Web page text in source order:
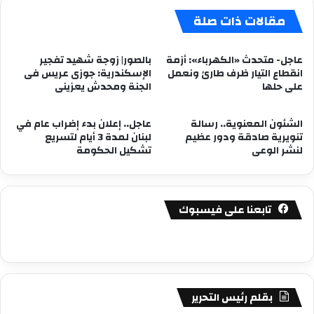
مقالات ذات صلة
عاجل- متحدث «الكهرباء»: أزمة
انقطاع التيار ظرف طارئ ونعمل
على حلها
بالصور| زوجة شهيد تفجير
الإسكندرية: جوزى عريس فى
الجنة ومحدش يعزينى
الشئون المعنوية.. رسالة
تنويرية صادقة ودور عظيم
لنشر الوعى
عاجل.. إعلان بدء إضراب عام في
لبنان لمدة 3 أيام لتسريع
تشكيل الحكومة
تابعنا على فيسبوك
بقلم رئيس التحرير